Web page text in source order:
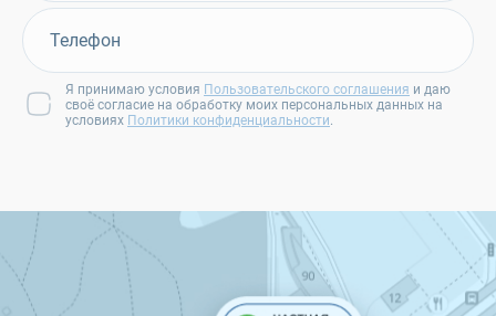
Я принимаю условия Пользовательского соглашения и даю
своё согласие на обработку моих персональных данных на
условиях Политики конфиденциальности.